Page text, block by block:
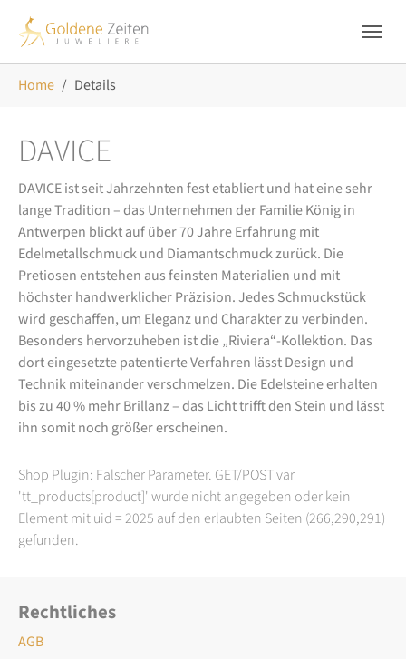
Home Details
DAVICE
DAVICE ist seit Jahrzehnten fest etabliert und hat eine sehr
lange Tradition – das Unternehmen der Familie König in
Antwerpen blickt auf über 70 Jahre Erfahrung mit
Edelmetallschmuck und Diamantschmuck zurück. Die
Pretiosen entstehen aus feinsten Materialien und mit
höchster handwerklicher Präzision. Jedes Schmuckstück
wird geschaffen, um Eleganz und Charakter zu verbinden.
Besonders hervorzuheben ist die „Riviera“-Kollektion. Das
dort eingesetzte patentierte Verfahren lässt Design und
Technik miteinander verschmelzen. Die Edelsteine erhalten
bis zu 40 % mehr Brillanz – das Licht trifft den Stein und lässt
ihn somit noch größer erscheinen.
Shop Plugin: Falscher Parameter. GET/POST var
'tt_products[product]' wurde nicht angegeben oder kein
Element mit uid = 2025 auf den erlaubten Seiten (266,290,291)
gefunden.
Rechtliches
AGB